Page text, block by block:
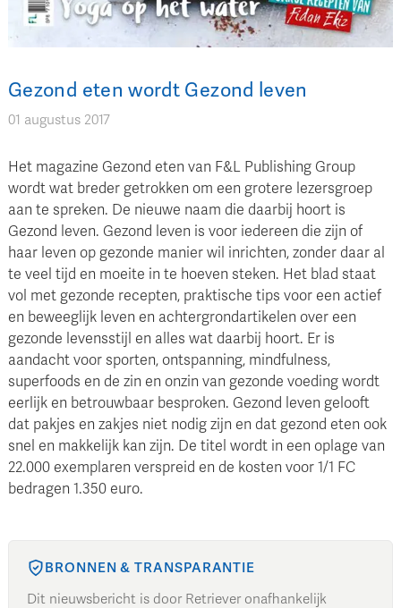
Gezond eten wordt Gezond leven
01 augustus 2017
Het magazine Gezond eten van F&L Publishing Group
wordt wat breder getrokken om een grotere lezersgroep
aan te spreken. De nieuwe naam die daarbij hoort is
Gezond leven. Gezond leven is voor iedereen die zijn of
haar leven op gezonde manier wil inrichten, zonder daar al
te veel tijd en moeite in te hoeven steken. Het blad staat
vol met gezonde recepten, praktische tips voor een actief
en beweeglijk leven en achtergrondartikelen over een
gezonde levensstijl en alles wat daarbij hoort. Er is
aandacht voor sporten, ontspanning, mindfulness,
superfoods en de zin en onzin van gezonde voeding wordt
eerlijk en betrouwbaar besproken. Gezond leven gelooft
dat pakjes en zakjes niet nodig zijn en dat gezond eten ook
snel en makkelijk kan zijn. De titel wordt in een oplage van
22.000 exemplaren verspreid en de kosten voor 1/1 FC
bedragen 1.350 euro.
BRONNEN & TRANSPARANTIE
Dit nieuwsbericht is door Retriever onafhankelijk